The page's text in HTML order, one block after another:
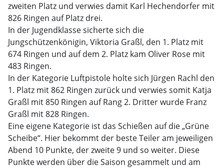
zweiten Platz und verwies damit Karl Hechendorfer mit
826 Ringen auf Platz drei.
In der Jugendklasse sicherte sich die
Jungschützenkönigin, Viktoria Graßl, den 1. Platz mit
674 Ringen und auf dem 2. Platz kam Oliver Rose mit
483 Ringen.
In der Kategorie Luftpistole holte sich Jürgen Rachl den
1. Platz mit 862 Ringen zurück und verwies somit Katja
Graßl mit 850 Ringen auf Rang 2. Dritter wurde Franz
Graßl mit 828 Ringen.
Eine eigene Kategorie ist das Schießen auf die „Grüne
Scheibe“. Hier bekommt der beste Teiler am jeweiligen
Abend 10 Punkte, der zweite 9 und so weiter. Diese
Punkte werden über die Saison gesammelt und am